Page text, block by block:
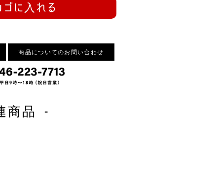
に入れる
商品についてのお問い合わせ
商品 -